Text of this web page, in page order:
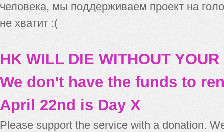
человека, мы поддерживаем проект на
не хватит :(
HK WILL DIE WITHOUT
We don't have the funds to
April 22nd is Day X
Please support the service with a donation.